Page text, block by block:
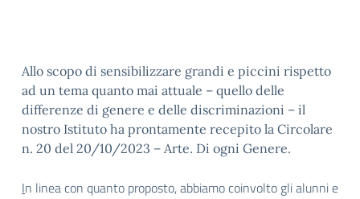
Allo scopo di sensibilizzare grandi e piccini rispetto
ad un tema quanto mai attuale – quello delle
differenze di genere e delle discriminazioni – il
nostro Istituto ha prontamente recepito la Circolare
n. 20 del 20/10/2023 – Arte. Di ogni Genere.
In linea con quanto proposto, abbiamo coinvolto gli alunni e